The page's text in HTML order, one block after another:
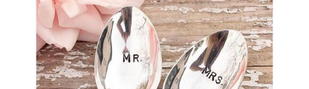
CONTATTI